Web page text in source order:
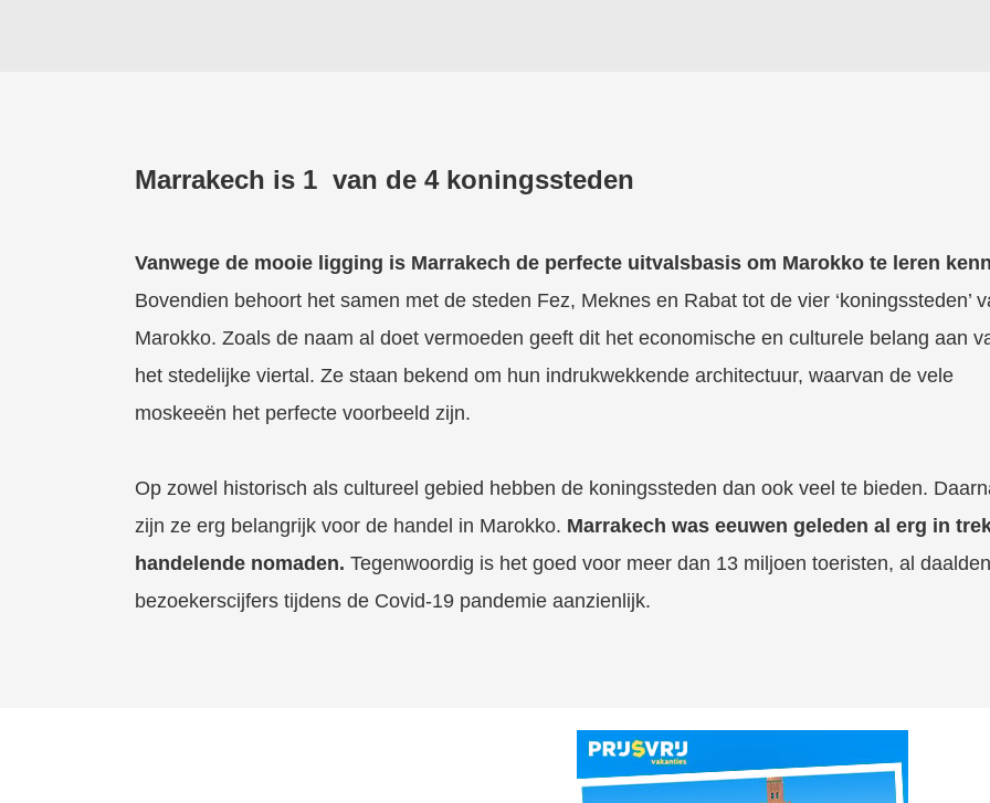
Marrakech is 1 van de 4 koningssteden
Vanwege de mooie ligging is Marrakech de perfecte uitvalsbasis om Marokko te leren
Bovendien behoort het samen met de steden Fez, Meknes en Rabat tot de vier ‘koningssteden’
Marokko. Zoals de naam al doet vermoeden geeft dit het economische en culturele belang aan
het stedelijke viertal. Ze staan bekend om hun indrukwekkende architectuur, waarvan de vele
moskeeën het perfecte voorbeeld zijn.
Op zowel historisch als cultureel gebied hebben de koningssteden dan ook veel te bieden.
zijn ze erg belangrijk voor de handel in Marokko. Marrakech was eeuwen geleden al erg in
handelende nomaden. Tegenwoordig is het goed voor meer dan 13 miljoen toeristen, al
bezoekerscijfers tijdens de Covid-19 pandemie aanzienlijk.